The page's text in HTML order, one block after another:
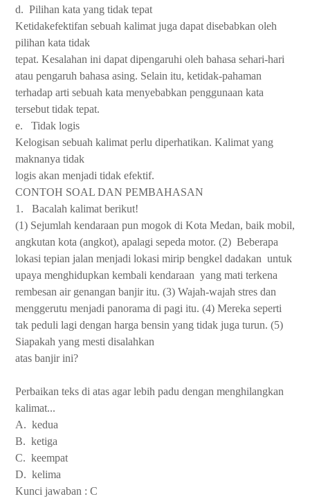
d. Pilihan kata yang tidak tepat
Ketidakefektifan sebuah kalimat juga dapat disebabkan oleh
pilihan kata tidak
tepat. Kesalahan ini dapat dipengaruhi oleh bahasa sehari-hari
atau pengaruh bahasa asing. Selain itu, ketidak-pahaman
terhadap arti sebuah kata menyebabkan penggunaan kata
tersebut tidak tepat.
e.
Tidak logis
Kelogisan sebuah kalimat perlu diperhatikan. Kalimat yang
maknanya tidak
logis akan menjadi tidak efektif.
CONTOH SOAL DAN PEMBAHASAN
1.
Bacalah kalimat berikut!
(1) Sejumlah kendaraan pun mogok di Kota Medan, baik mobil,
angkutan kota (angkot), apalagi sepeda motor. (2) Beberapa
lokasi tepian jalan menjadi lokasi mirip bengkel dadakan untuk
upaya menghidupkan kembali kendaraan yang mati terkena
rembesan air genangan banjir itu. (3) Wajah-wajah stres dan
menggerutu menjadi panorama di pagi itu. (4) Mereka seperti
tak peduli lagi dengan harga bensin yang tidak juga turun. (5)
Siapakah yang mesti disalahkan
atas banjir ini?
Perbaikan teks di atas agar lebih padu dengan menghilangkan
kalimat...
A. kedua
B. ketiga
C. keempat
D. kelima
Kunci jawaban : C